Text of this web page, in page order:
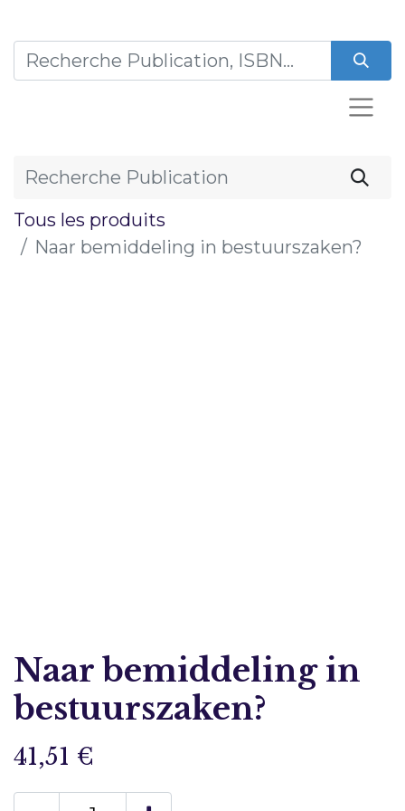
Tous les produits
Naar bemiddeling in bestuurszaken?
Naar bemiddeling in
bestuurszaken?
41,51 €